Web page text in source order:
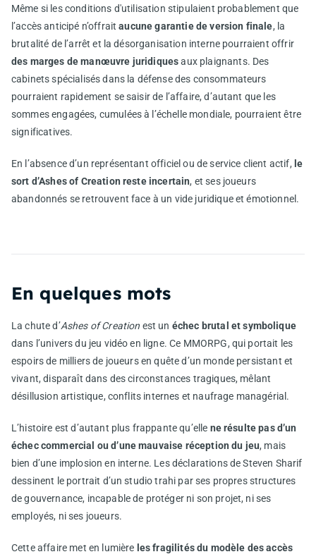
Même si les conditions d'utilisation stipulaient probablement que
l’accès anticipé n’offraitaucune garantie de version finale, la
brutalité de l’arrêt et la désorganisation interne pourraient offrir
des marges de manœuvre juridiquesaux plaignants. Des
cabinets spécialisés dans la défense des consommateurs
pourraient rapidement se saisir de l’affaire, d’autant que les
sommes engagées, cumulées à l’échelle mondiale, pourraient être
significatives.
En l’absence d’un représentant officiel ou de service client actif, le
sort d’Ashes of Creation reste incertain, et ses joueurs
abandonnés se retrouvent face à un vide juridique et émotionnel.
En quelques mots
La chute d’Ashes of Creation est un échec brutal et symbolique
dans l’univers du jeu vidéo en ligne. Ce MMORPG, qui portait les
espoirs de milliers de joueurs en quête d’un monde persistant et
vivant, disparaît dans des circonstances tragiques, mêlant
désillusion artistique, conflits internes et naufrage managérial.
L’histoire est d’autant plus frappante qu’elle ne résulte pas d’un
échec commercial ou d’une mauvaise réception du jeu, mais
bien d’une implosion en interne. Les déclarations de Steven Sharif
dessinent le portrait d’un studio trahi par ses propres structures
de gouvernance, incapable de protéger ni son projet, ni ses
employés, ni ses joueurs.
Cette affaire met en lumière les fragilités du modèle des accès